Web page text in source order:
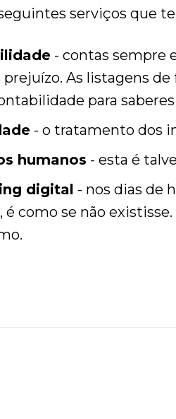
serviços que
- contas sempre
As listagens
para
- o tratamento dos
humanos - esta é
digital - nos dias de
é como se não